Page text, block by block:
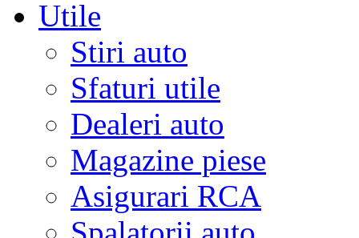
Utile
Stiri auto
Sfaturi utile
Dealeri auto
Magazine piese
Asigurari RCA